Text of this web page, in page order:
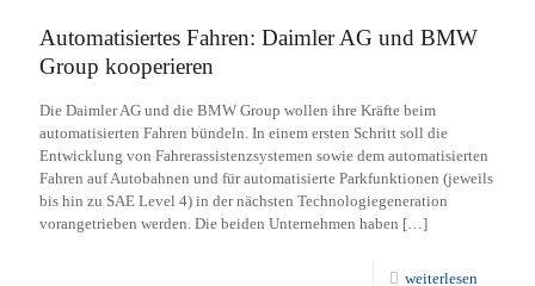
Automatisiertes Fahren: Daimler AG und BMW
Group kooperieren
Die Daimler AG und die BMW Group wollen ihre Kräfte beim
automatisierten Fahren bündeln. In einem ersten Schritt soll die
Entwicklung von Fahrerassistenzsystemen sowie dem automatisierten
Fahren auf Autobahnen und für automatisierte Parkfunktionen (jeweils
bis hin zu SAE Level 4) in der nächsten Technologiegeneration
vorangetrieben werden. Die beiden Unternehmen haben […]
weiterlesen